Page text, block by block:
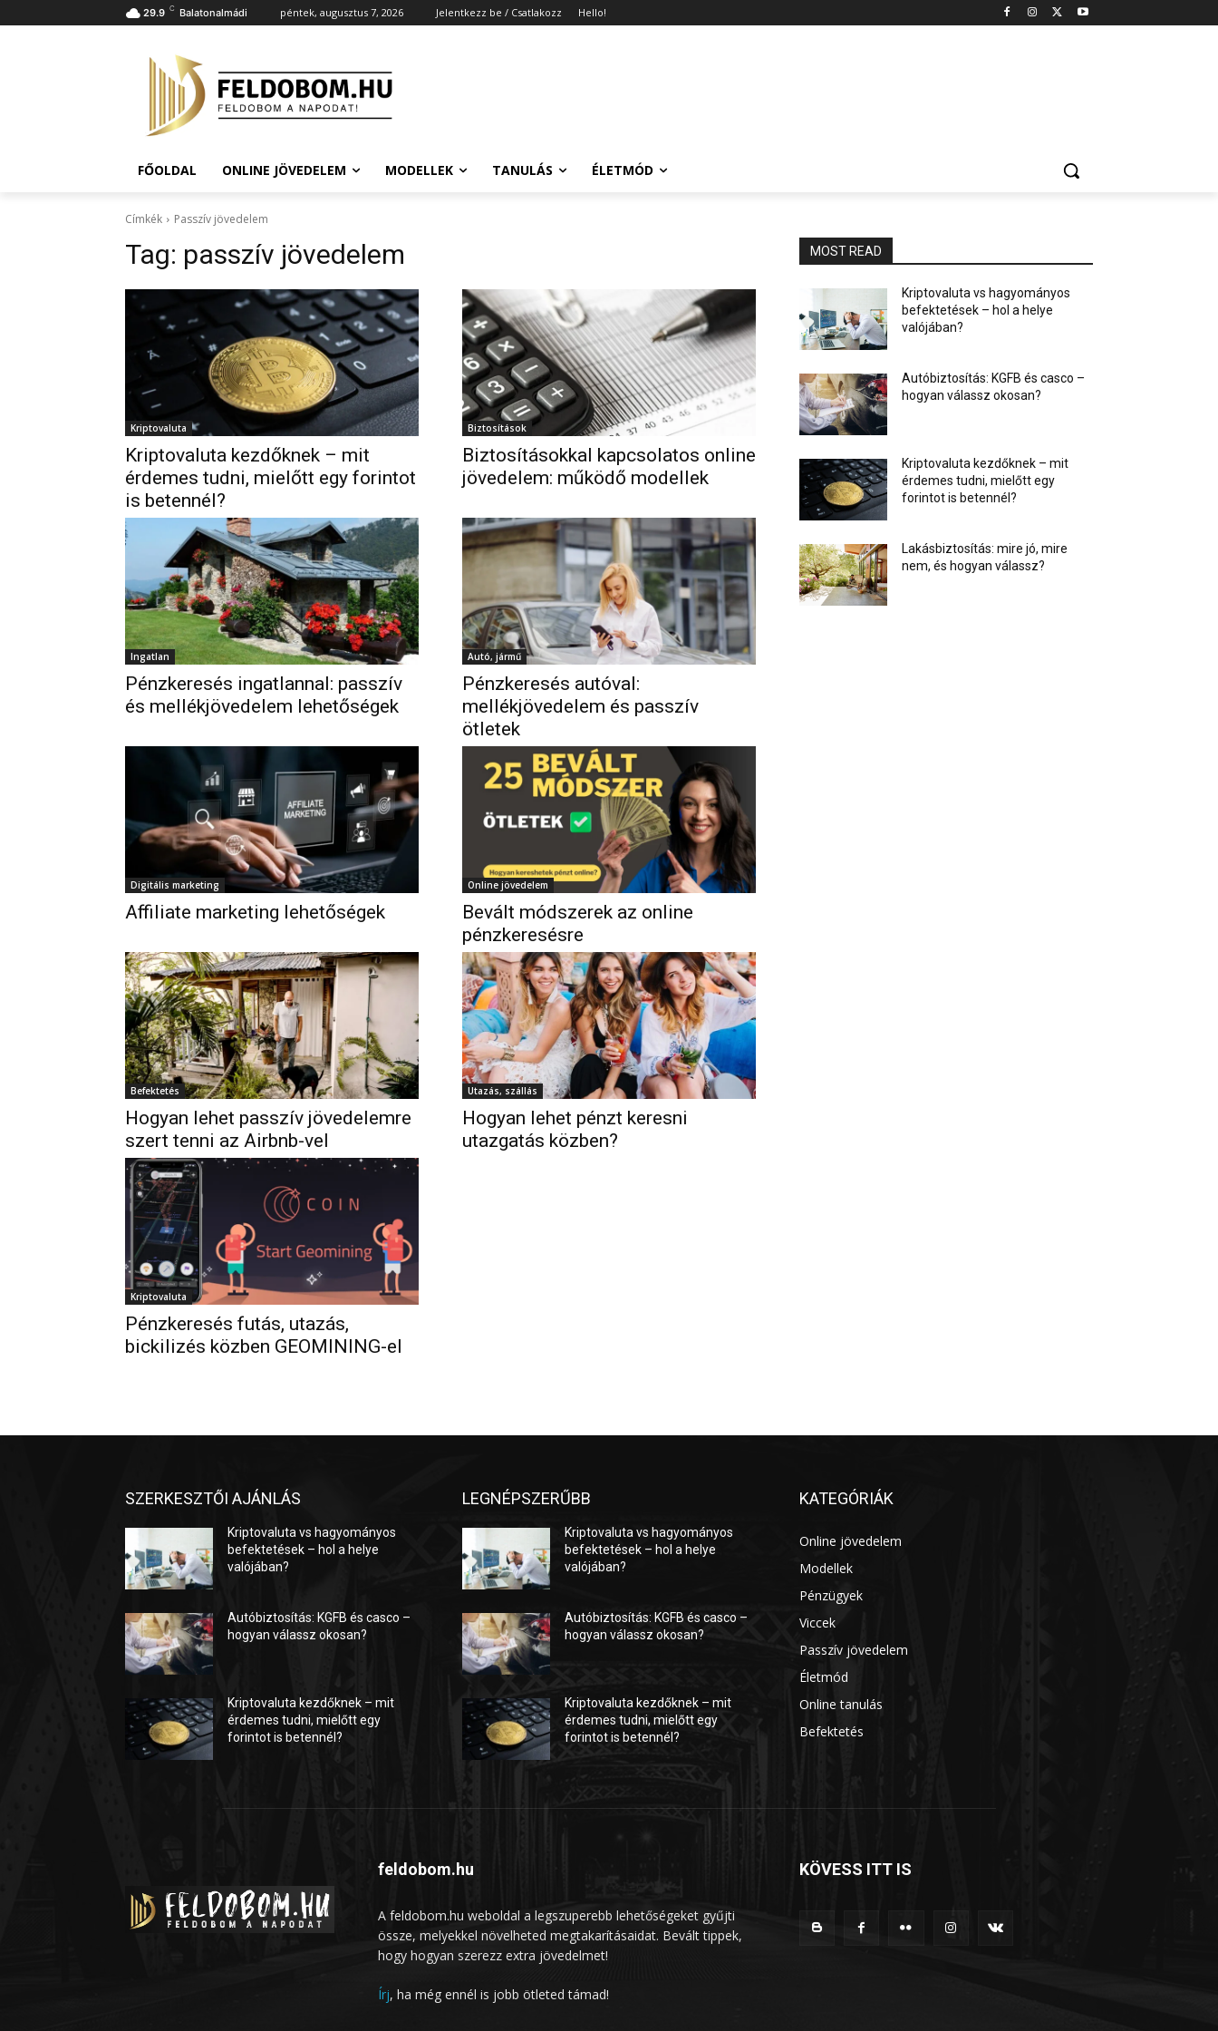
29.9 C Balatonalmádi péntek, augusztus 7, 2026 Jelentkezz be / Csatlakozz Hello!
FŐOLDAL ONLINE JÖVEDELEM MODELLEK TANULÁS ÉLETMÓD
Címkék Passzív jövedelem
Tag: passzív jövedelem
Kriptovaluta
Kriptovaluta kezdőknek – mit
érdemes tudni, mielőtt egy forintot
is betennél?
Biztosítások
Biztosításokkal kapcsolatos online
jövedelem: működő modellek
Ingatlan
Pénzkeresés ingatlannal: passzív
és mellékjövedelem lehetőségek
Autó, jármű
Pénzkeresés autóval:
mellékjövedelem és passzív
ötletek
Digitális marketing
Affiliate marketing lehetőségek
Online jövedelem
Bevált módszerek az online
pénzkeresésre
Befektetés
Hogyan lehet passzív jövedelemre
szert tenni az Airbnb-vel
Utazás, szállás
Hogyan lehet pénzt keresni
utazgatás közben?
Kriptovaluta
Pénzkeresés futás, utazás,
bickilizés közben GEOMINING-el
MOST READ
Kriptovaluta vs hagyományos
befektetések – hol a helye
valójában?
Autóbiztosítás: KGFB és casco –
hogyan válassz okosan?
Kriptovaluta kezdőknek – mit
érdemes tudni, mielőtt egy
forintot is betennél?
Lakásbiztosítás: mire jó, mire
nem, és hogyan válassz?
SZERKESZTŐI AJÁNLÁS
Kriptovaluta vs hagyományos
befektetések – hol a helye
valójában?
Autóbiztosítás: KGFB és casco –
hogyan válassz okosan?
Kriptovaluta kezdőknek – mit
érdemes tudni, mielőtt egy
forintot is betennél?
LEGNÉPSZERŰBB
Kriptovaluta vs hagyományos
befektetések – hol a helye
valójában?
Autóbiztosítás: KGFB és casco –
hogyan válassz okosan?
Kriptovaluta kezdőknek – mit
érdemes tudni, mielőtt egy
forintot is betennél?
KATEGÓRIÁK
Online jövedelem
Modellek
Pénzügyek
Viccek
Passzív jövedelem
Életmód
Online tanulás
Befektetés
feldobom.hu
A feldobom.hu weboldal a legszuperebb lehetőségeket gyűjti
össze, melyekkel növelheted megtakarításaidat. Bevált tippek,
hogy hogyan szerezz extra jövedelmet!
Írj, ha még ennél is jobb ötleted támad!
KÖVESS ITT IS